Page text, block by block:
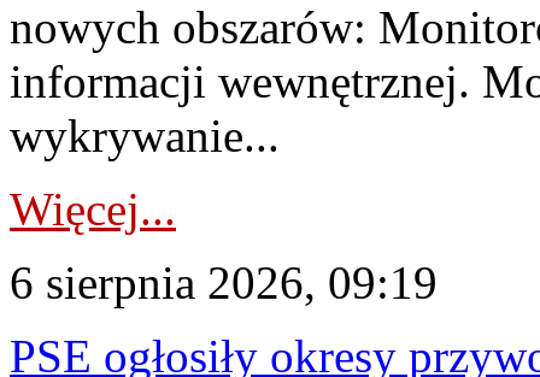
nowych obszarów:
informacji wewnętrznej.
wykrywanie...
Więcej...
6 sierpnia 2026, 09:19
PSE ogłosiły okresy